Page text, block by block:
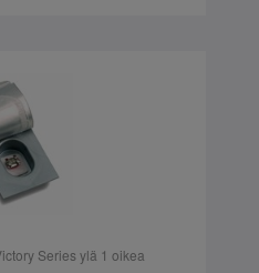
Series ylä 1 oikea